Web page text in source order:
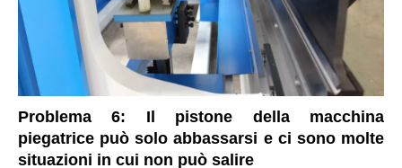
Problema 6: Il pistone della macchina
piegatrice può solo abbassarsi e ci sono molte
situazioni in cui non può salire